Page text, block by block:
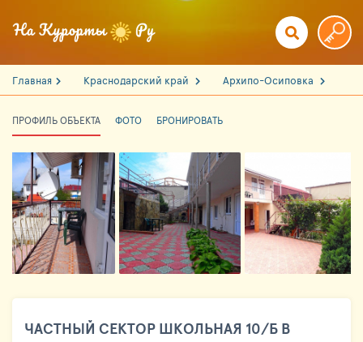
Главная Краснодарский край Архипо-Осиповка
ПРОФИЛЬ ОБЪЕКТА ФОТО БРОНИРОВАТЬ
ЧАСТНЫЙ СЕКТОР ШКОЛЬНАЯ 10/Б В